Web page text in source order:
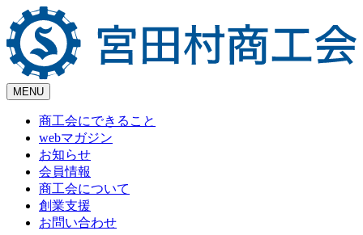
Skip
to
content
MENU
商工会にできること
webマガジン
お知らせ
会員情報
商工会について
創業支援
お問い合わせ